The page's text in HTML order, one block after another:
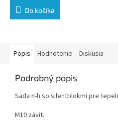
Do košíka
Popis Hodnotenie Diskusia
Podrobný popis
Sada n-h so silentblokmi pre
M10 závit.